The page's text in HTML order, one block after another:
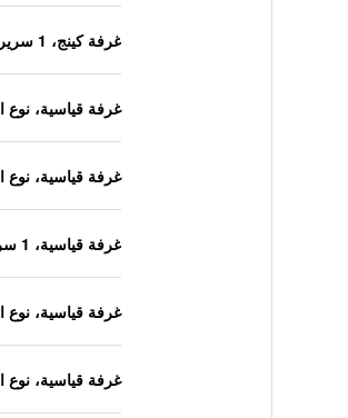
غرفة كينج، 1 سرير كينغ
غرفة قياسية،
غرفة قياسية،
غرفة قياسية، 1 سرير كينغ
غرفة قياسية،
غرفة قياسية،